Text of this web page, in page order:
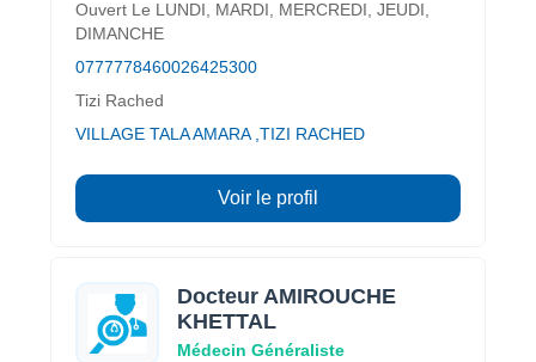
Ouvert Le LUNDI, MARDI, MERCREDI, JEUDI,
DIMANCHE
0777778460026425300
Tizi Rached
VILLAGE TALA AMARA ,TIZI RACHED
Voir le profil
Docteur AMIROUCHE
KHETTAL
Médecin Généraliste